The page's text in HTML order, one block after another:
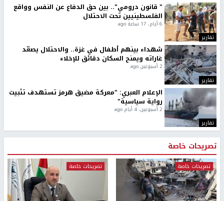
تقارير
" قانون درومي".. بين حق الدفاع عن النفس وواقع
الفلسطينيين تحت الاحتلال
6 أيام، 17 ساعة ago
تقارير
شهداء بينهم أطفال في غزة.. والاحتلال يصعّد
غاراته ويمنح السكان دقائق للإخلاء
2 أسبوعين ago
تقارير
الإعلام العبري: "معركة مضيق هرمز تستهدف تثبيت
رواية سياسية"
2 أسبوعين، 4 أيام ago
تصريحات خاصة
تصريحات خاصة تصريحات خاصة